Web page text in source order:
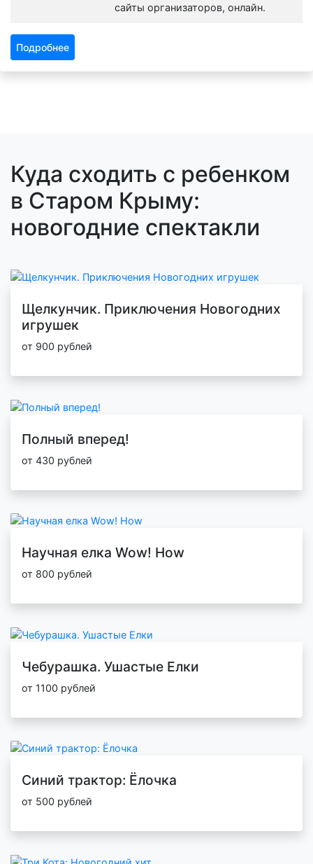
сайты организаторов, онлайн.
Подробнее
Куда сходить с ребенком
в Старом Крыму:
новогодние спектакли
Щелкунчик. Приключения Новогодних
игрушек
от 900 рублей
Полный вперед!
от 430 рублей
Научная елка Wow! How
от 800 рублей
Чебурашка. Ушастые Елки
от 1100 рублей
Синий трактор: Ёлочка
от 500 рублей